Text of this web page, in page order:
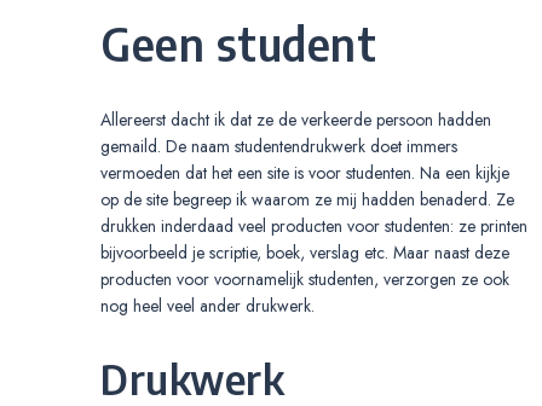
Geen student
Allereerst dacht ik dat ze de verkeerde persoon hadden
gemaild. De naam studentendrukwerk doet immers
vermoeden dat het een site is voor studenten. Na een kijkje
op de site begreep ik waarom ze mij hadden benaderd. Ze
drukken inderdaad veel producten voor studenten: ze printen
bijvoorbeeld je scriptie, boek, verslag etc. Maar naast deze
producten voor voornamelijk studenten, verzorgen ze ook
nog heel veel ander drukwerk.
Drukwerk